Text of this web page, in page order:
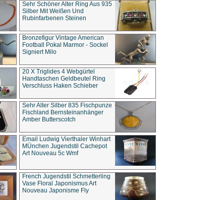
Sehr Schöner Alter Ring Aus 935
Silber Mit Weißen Und
Rubinfarbenen Steinen
Bronzefigur Vintage American
Football Pokal Marmor - Sockel
Signiert Milo
20 X Triglides 4 Webgürtel
Handtaschen Geldbeutel Ring
Verschluss Haken Schieber
Sehr Alter Silber 835 Fischpunze
Fischland Bernsteinanhänger
Amber Butterscotch
Email Ludwig Vierthaler Winhart
MÜnchen Jugendstil Cachepot
Art Nouveau 5c Wmf
French Jugendstil Schmetterling
Vase Floral Japonismus Art
Nouveau Japonisme Fly